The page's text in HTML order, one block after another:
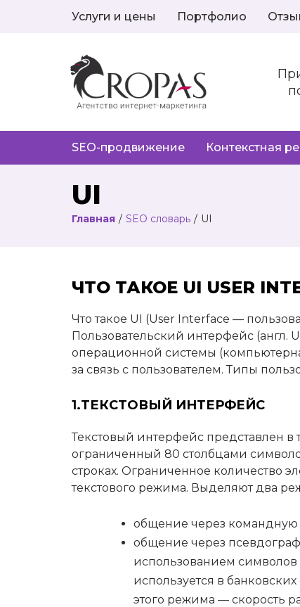
Услуги и цены Портфолио
SEO-продвижение Контекстная
UI
Главная / SEO словарь / UI
ЧТО ТАКОЕ UI USER
Что такое UI (User Interface —
Пользовательский интерфейс (англ.
операционной системы
за связь с пользователем. Типы
1.ТЕКСТОВЫЙ ИНТЕРФЕЙС
Текстовый интерфейс представлен
ограниченный 80 столбцами
строках. Ограниченное количество
текстового режима. Выделяют два
общение через командную
общение через
использованием символов
используется в
этого режима — скорость